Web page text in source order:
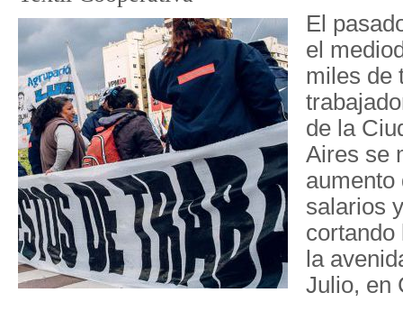
El
e
miles de
de la
Aires se
aumento
salarios
cortando
la
Julio, en